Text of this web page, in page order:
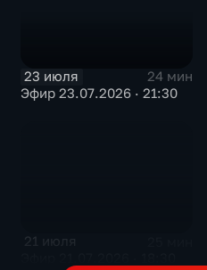
23 июля
24 мин
Эфир 23.07.2026 · 21:30
21 июля